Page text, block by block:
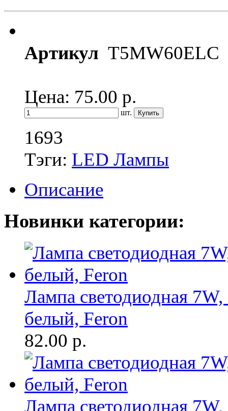
Артикул T5MW60ELC
Цена: 75.00 р.
шт.
1693
Тэги: LED Лампы
Описание
Новинки категории:
Лампа светодиодная
белый, Feron
82.00 р.
Лампа светодиодная